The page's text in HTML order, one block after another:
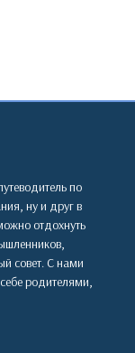
по
ну и друг в
отдохнуть
совет. С нами
родителями,